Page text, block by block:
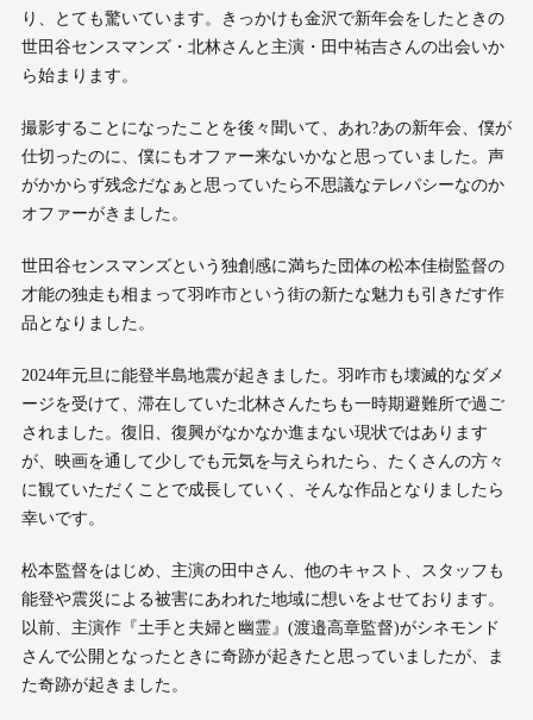
り、とても驚いています。きっかけも金沢で新年会をしたときの
世田谷センスマンズ・北林さんと主演・田中祐吉さんの出会いか
ら始まります。
撮影することになったことを後々聞いて、あれ?あの新年会、僕が
仕切ったのに、僕にもオファー来ないかなと思っていました。声
がかからず残念だなぁと思っていたら不思議なテレパシーなのか
オファーがきました。
世田谷センスマンズという独創感に満ちた団体の松本佳樹監督の
才能の独走も相まって羽咋市という街の新たな魅力も引きだす作
品となりました。
2024年元旦に能登半島地震が起きました。羽咋市も壊滅的なダメ
ージを受けて、滞在していた北林さんたちも一時期避難所で過ご
されました。復旧、復興がなかなか進まない現状ではあります
が、映画を通して少しでも元気を与えられたら、たくさんの方々
に観ていただくことで成長していく、そんな作品となりましたら
幸いです。
松本監督をはじめ、主演の田中さん、他のキャスト、スタッフも
能登や震災による被害にあわれた地域に想いをよせております。
以前、主演作『土手と夫婦と幽霊』(渡邉高章監督)がシネモンド
さんで公開となったときに奇跡が起きたと思っていましたが、ま
た奇跡が起きました。